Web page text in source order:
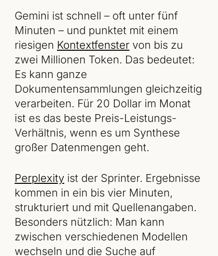
Gemini ist schnell – oft unter fünf
Minuten – und punktet mit einem
riesigen Kontextfenster von bis zu
zwei Millionen Token. Das bedeutet:
Es kann ganze
Dokumentensammlungen gleichzeitig
verarbeiten. Für 20 Dollar im Monat
ist es das beste Preis-Leistungs-
Verhältnis, wenn es um Synthese
großer Datenmengen geht.
Perplexity ist der Sprinter. Ergebnisse
kommen in ein bis vier Minuten,
strukturiert und mit Quellenangaben.
Besonders nützlich: Man kann
zwischen verschiedenen Modellen
wechseln und die Suche auf